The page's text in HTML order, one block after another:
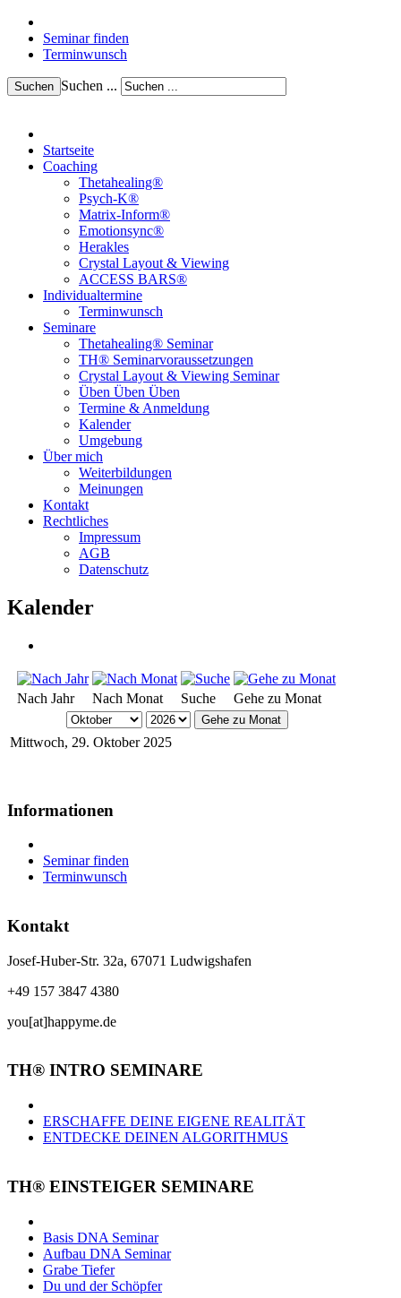
Seminar finden
Terminwunsch
Suchen Suchen ...
Startseite
Coaching
Thetahealing®
Psych-K®
Matrix-Inform®
Emotionsync®
Herakles
Crystal Layout & Viewing
ACCESS BARS®
Individualtermine
Terminwunsch
Seminare
Thetahealing® Seminar
TH® Seminarvoraussetzungen
Crystal Layout & Viewing Seminar
Üben Üben Üben
Termine & Anmeldung
Kalender
Umgebung
Über mich
Weiterbildungen
Meinungen
Kontakt
Rechtliches
Impressum
AGB
Datenschutz
Kalender
Nach Jahr Nach Monat Suche Gehe zu Monat
Gehe zu Monat
Mittwoch, 29. Oktober 2025
Informationen
Seminar finden
Terminwunsch
Kontakt
Josef-Huber-Str. 32a, 67071 Ludwigshafen
+49 157 3847 4380
you[at]happyme.de
TH® INTRO SEMINARE
ERSCHAFFE DEINE EIGENE REALITÄT
ENTDECKE DEINEN ALGORITHMUS
TH® EINSTEIGER SEMINARE
Basis DNA Seminar
Aufbau DNA Seminar
Grabe Tiefer
Du und der Schöpfer